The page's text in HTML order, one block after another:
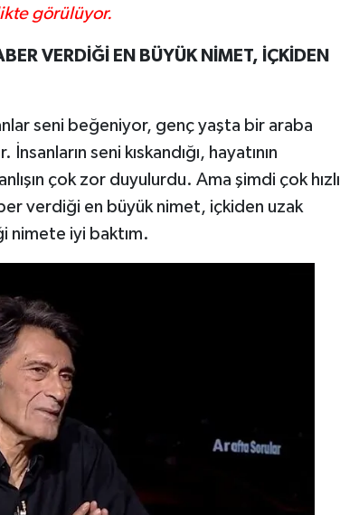
görülüyor.
VERDİĞİ EN BÜYÜK NİMET, İÇKİDEN
seni beğeniyor, genç yaşta bir araba
seni kıskandığı, hayatının
çok zor duyulurdu. Ama şimdi çok hızlı
verdiği en büyük nimet, içkiden uzak
nimete iyi baktım.